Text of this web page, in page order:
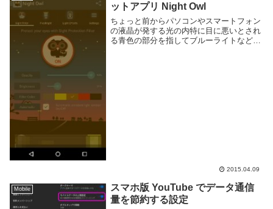
ットアプリ Night Owl
ちょっと前からパソコンやスマートフォン
の液晶が発する光の内特に目に悪いとされ
る青色の部分を指してブルーライトなどと
2015.04.09
Mobile
スマホ版 YouTube でデータ通信
量を節約する設定